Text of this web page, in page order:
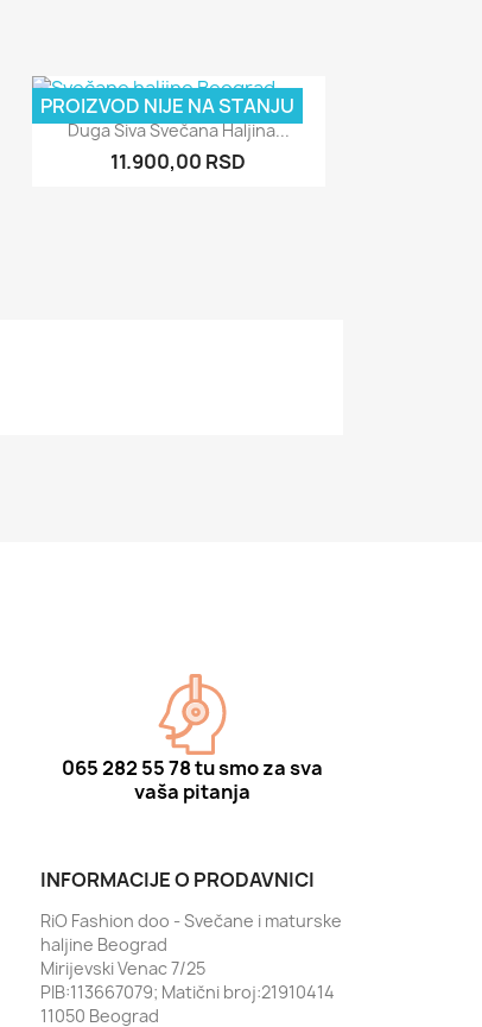
Pogledajte
Duga Siva Svečana Haljina...
11.900,00 RSD
PROIZVOD NIJE NA STANJU
065 282 55 78 tu smo za sva
vaša pitanja
INFORMACIJE O PRODAVNICI
RiO Fashion doo - Svečane i maturske
haljine Beograd
Mirijevski Venac 7/25
PIB:113667079; Matični broj:21910414
11050 Beograd